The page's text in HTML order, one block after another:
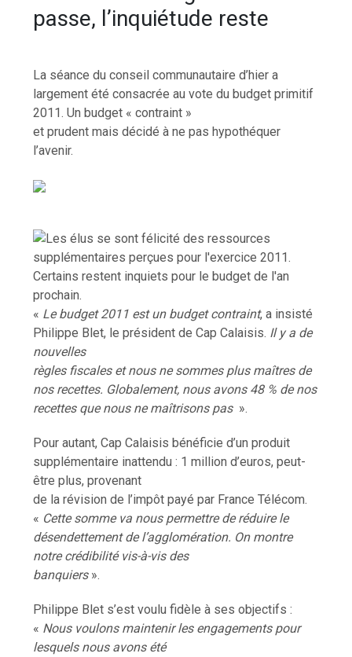
passe, l’inquiétude reste
La séance du conseil communautaire d’hier a
largement été consacrée au vote du budget primitif
2011. Un budget « contraint »
et prudent mais décidé à ne pas hypothéquer
l’avenir.
« Le budget 2011 est un budget contraint, a insisté
Philippe Blet, le président de Cap Calaisis. Il y a de
nouvelles
règles fiscales et nous ne sommes plus maîtres de
nos recettes. Globalement, nous avons 48 % de nos
recettes que nous ne maîtrisons pas».
Pour autant, Cap Calaisis bénéficie d’un produit
supplémentaire inattendu : 1 million d’euros, peut-
être plus, provenant
de la révision de l’impôt payé par France Télécom.
« Cette somme va nous permettre de réduire le
désendettement de l’agglomération. On montre
notre crédibilité vis-à-vis des
banquiers».
Philippe Blet s’est voulu fidèle à ses objectifs :
« Nous voulons maintenir les engagements pour
lesquels nous avons été